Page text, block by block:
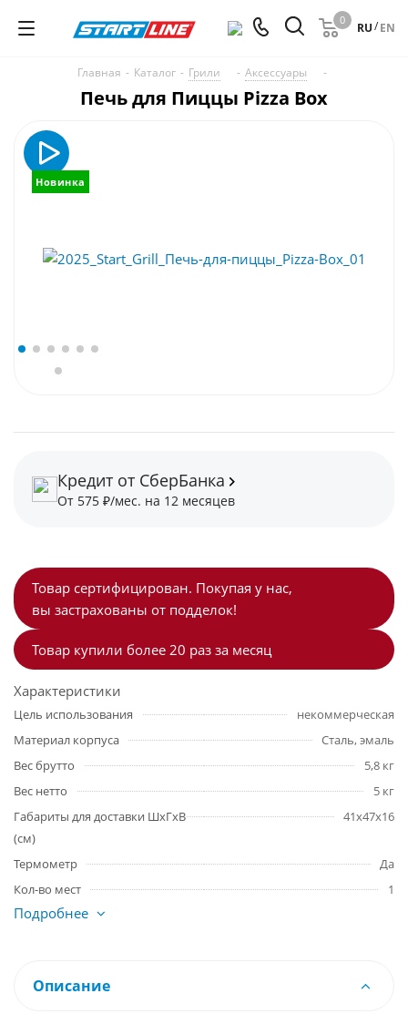
0
RU/EN
Главная - Каталог - Грили - Аксессуары -
Печь для Пиццы Pizza Box
Новинка
Товар сертифицирован. Покупая у нас,
вы застрахованы от подделок!
Товар купили более 20 раз за месяц
Характеристики
Цель использования
некоммерческая
Материал корпуса
Сталь, эмаль
Вес брутто
5,8 кг
Вес нетто
5 кг
Габариты для доставки ШхГхВ
(см)
41х47х16
Термометр
Да
Кол-во мест
1
Подробнее
Кредит от СберБанка
От 575 ₽/мес. на 12 месяцев
Описание